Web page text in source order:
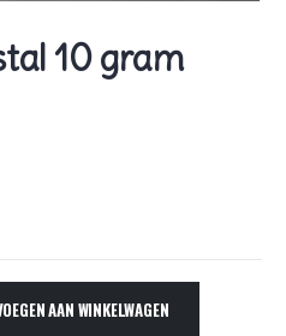
10 gram
AAN WINKELWAGEN